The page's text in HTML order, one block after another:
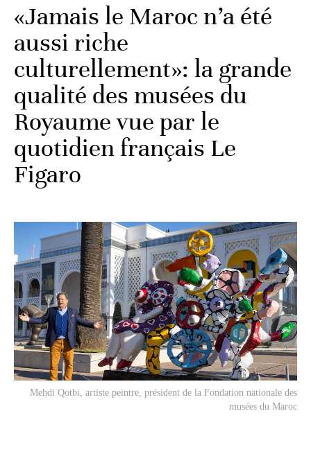
«Jamais le Maroc n’a été
aussi riche
culturellement»: la grande
qualité des musées du
Royaume vue par le
quotidien français Le
Figaro
Mehdi Qotbi, artiste peintre, président de la Fondation nationale des
musées du Maroc